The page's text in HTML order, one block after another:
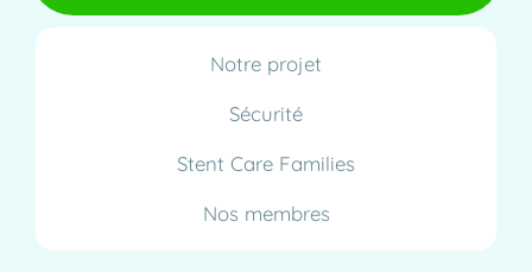
Notre projet
Sécurité
Stent Care Families
Nos membres